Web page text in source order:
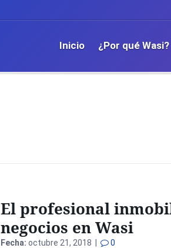
Inicio ¿Por qué Wasi?
El profesional
negocios en Wasi
Fecha: octubre 21, 2018 | 0